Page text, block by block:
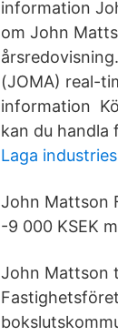
information
om John
(JOMA) real-
information
kan du handla
Laga industries
John Mattson
-9 000 KSEK
John Mattson